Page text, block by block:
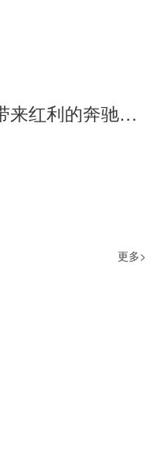
紧凑级豪华SUV推荐，品牌带来红利的奔驰GLA|问答加油站
更多>